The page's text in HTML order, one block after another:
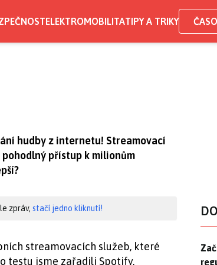
ELEKTROMOBILITATIPY A TRIKY
hudby z internetu! Streamovací
přístup k milionům
zpráv, stačí jedno kliknutí!
streamovacích služeb, které
testu jsme zařadili Spotify,